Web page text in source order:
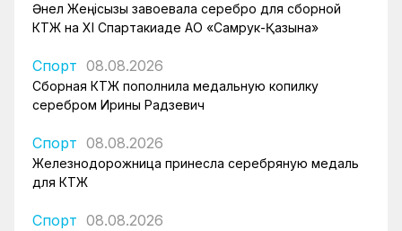
Әнел Жеңісқызы завоевала серебро для сборной
КТЖ на XI Спартакиаде АО «Самрук-Қазына»
Спорт 08.08.2026
Сборная КТЖ пополнила медальную копилку
серебром Ирины Радзевич
Спорт 08.08.2026
Железнодорожница принесла серебряную медаль
для КТЖ
Спорт 08.08.2026